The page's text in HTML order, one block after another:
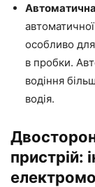
особливо
в пробки.
водіння
водія.
пристрій: